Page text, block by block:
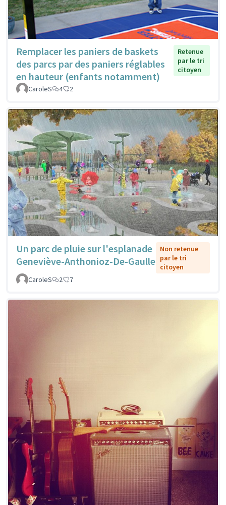
Remplacer les paniers de baskets
des parcs par des paniers réglables
en hauteur (enfants notamment)
Retenue
par le tri
citoyen
CaroleS 4 2
Un parc de pluie sur l'esplanade
Geneviève-Anthonioz-De-Gaulle
Non retenue
par le tri
citoyen
CaroleS
2 7